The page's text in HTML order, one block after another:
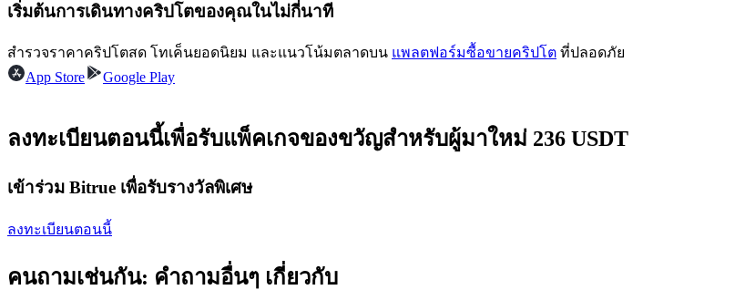
ฟิวเจอร์ส USDC
ฟิวเจอร์สที่ใช้ USDC เป็นหลักประกัน
เริ่มต้นการเดินทางคริปโตของคุณในไม่กี่นาที
สำรวจราคาคริปโตสด โทเค็นยอดนิยม และแนวโน้มตลาดบน แพลตฟอร์มซื้อขายคริปโต ที่ปลอดภัย
App Store
Google Play
ลงทะเบียนตอนนี้เพื่อรับแพ็คเกจของขวัญสำหรับผู้มาใหม่ 236 USDT
เข้าร่วม Bitrue เพื่อรับรางวัลพิเศษ
ลงทะเบียนตอนนี้
คนถามเช่นกัน: คำถามอื่นๆ เกี่ยวกับ